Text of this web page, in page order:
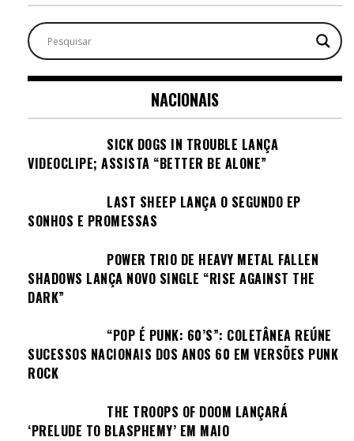
NACIONAIS
SICK DOGS IN TROUBLE LANÇA
VIDEOCLIPE; ASSISTA “BETTER BE ALONE”
LAST SHEEP LANÇA O SEGUNDO EP
SONHOS E PROMESSAS
POWER TRIO DE HEAVY METAL FALLEN
SHADOWS LANÇA NOVO SINGLE “RISE AGAINST THE
DARK”
“POP É PUNK: 60’S”: COLETÂNEA REÚNE
SUCESSOS NACIONAIS DOS ANOS 60 EM VERSÕES PUNK
ROCK
THE TROOPS OF DOOM LANÇARÁ
‘PRELUDE TO BLASPHEMY’ EM MAIO